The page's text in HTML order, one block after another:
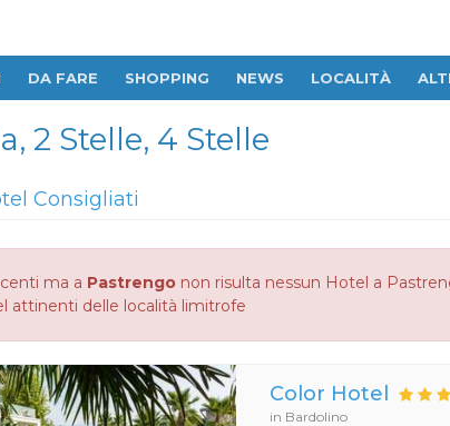
DA FARE SHOPPING NEWS LOCALITÀ
2 Stelle, 4 Stelle
Consigliati
ma a Pastrengonon risulta nessun Hotel a
attinenti delle località limitrofe
Color Hotel
in Bardolino